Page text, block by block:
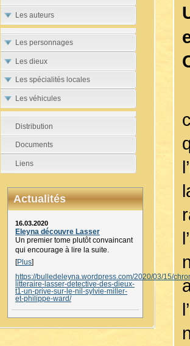
Les auteurs
Les personnages
Les dieux
Les spécialités locales
Les véhicules
Distribution
Documents
Liens
Actualités
16.03.2020
Eleyna découvre Lasser
Un premier tome plutôt convaincant
qui encourage à lire la suite.
[Plus]
https://bulledeleyna.wordpress.com/2020/03/15/
litteraire-lasser-detective-des-dieux-
t1-un-prive-sur-le-nil-sylvie-miller-
et-philippe-ward/